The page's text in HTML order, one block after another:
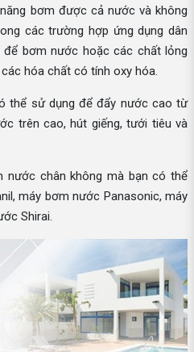
bơm được cả nước và không
các trường hợp ứng dụng dân
để bơm nước hoặc các chất lỏng
hóa chất có tính oxy hóa.
thể sử dụng để đẩy nước cao từ
trên cao, hút giếng, tưới tiêu và
nước chân không mà bạn có thể
máy bơm nước Panasonic, máy
Shirai.